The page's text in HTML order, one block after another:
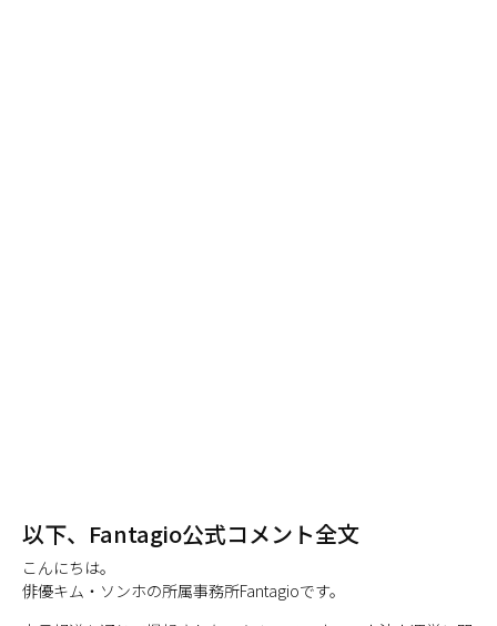
以下、Fantagio公式コメント全文
こんにちは。
俳優キム・ソンホの所属事務所Fantagioです。